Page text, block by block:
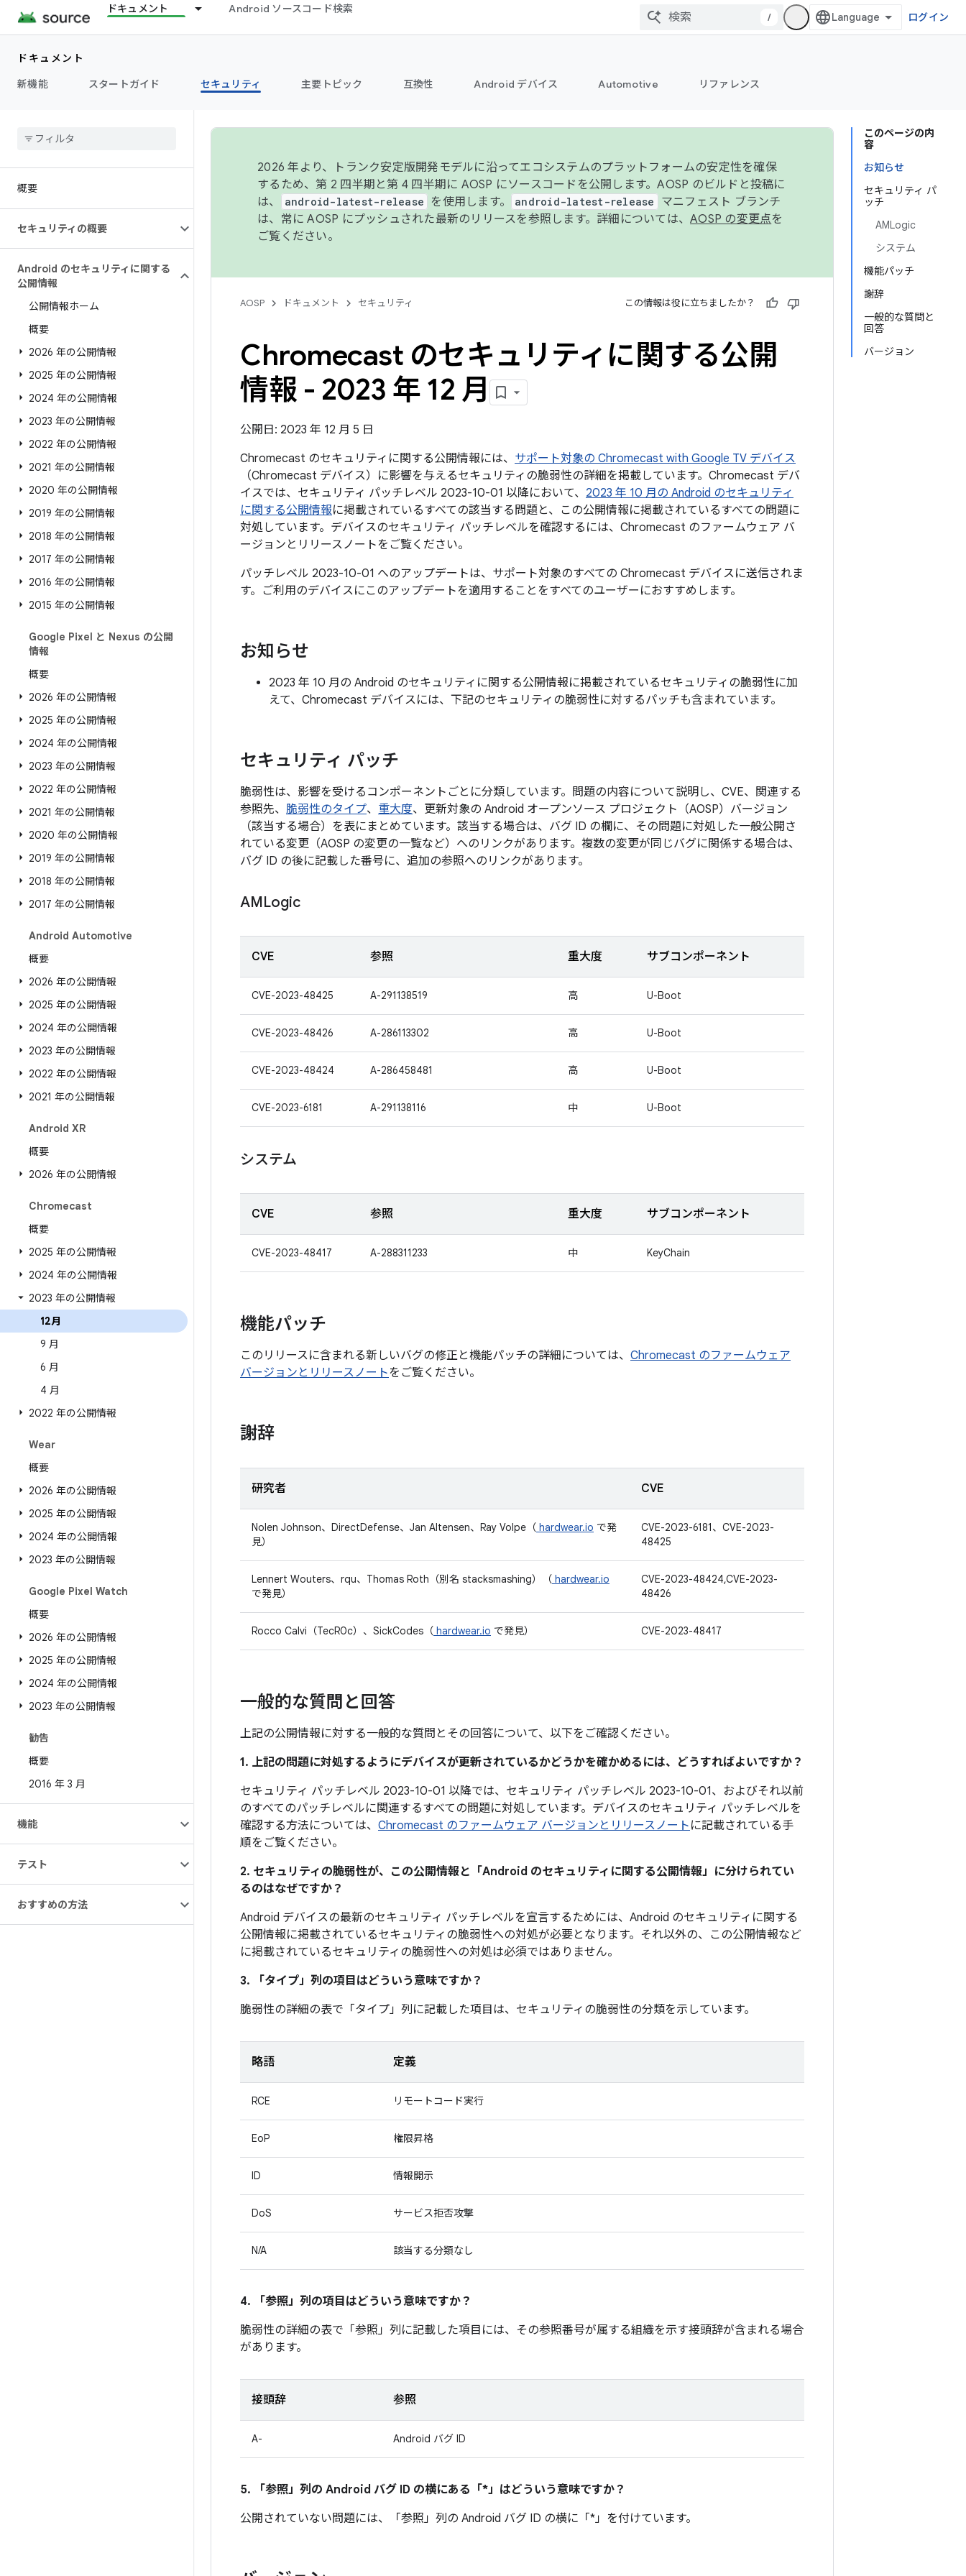
ドキュメント Android ソースコード検索
/ ログイン
ドキュメント
新機能
スタートガイド セキュリティ 主要トピック 互換性 Android デバイス Automotive リファレンス
概要
セキュリティの概要
Android のセキュリティに関する
公開情報
公開情報ホーム
概要
2026 年の公開情報
2025 年の公開情報
2024 年の公開情報
2023 年の公開情報
2022 年の公開情報
2021 年の公開情報
2020 年の公開情報
2019 年の公開情報
2018 年の公開情報
2017 年の公開情報
2016 年の公開情報
2015 年の公開情報
Google Pixel と Nexus の公開
情報
概要
2026 年の公開情報
2025 年の公開情報
2024 年の公開情報
2023 年の公開情報
2022 年の公開情報
2021 年の公開情報
2020 年の公開情報
2019 年の公開情報
2018 年の公開情報
2017 年の公開情報
Android Automotive
概要
2026 年の公開情報
2025 年の公開情報
2024 年の公開情報
2023 年の公開情報
2022 年の公開情報
2021 年の公開情報
Android XR
概要
2026 年の公開情報
Chromecast
概要
2025 年の公開情報
2024 年の公開情報
2023 年の公開情報
12月
9 月
6 月
4 月
2022 年の公開情報
Wear
概要
2026 年の公開情報
2025 年の公開情報
2024 年の公開情報
2023 年の公開情報
Google Pixel Watch
概要
2026 年の公開情報
2025 年の公開情報
2024 年の公開情報
2023 年の公開情報
勧告
概要
2016 年 3 月
機能
テスト
おすすめの方法
このページの内
容
お知らせ
セキュリティ パ
ッチ
AMLogic
システム
機能パッチ
謝辞
一般的な質問と
回答
バージョン
2026 年より、トランク安定版開発モデルに沿ってエコシステムのプラットフォームの安定性を確保
するため、第 2 四半期と第 4 四半期に AOSP にソースコードを公開します。AOSP のビルドと投稿に
は、
android-latest-release を使用します。 android-latest-release
マニフェスト ブランチ
は、常に AOSP にプッシュされた最新のリリースを参照します。詳細については、 AOSP の変更点を
ご覧ください。
AOSP ドキュメント セキュリティ この情報は役に立ちましたか？
Chromecast のセキュリティに関する公開
情報 - 2023 年 12 月
公開日: 2023 年 12 月 5 日
Chromecast のセキュリティに関する公開情報には、 サポート対象の Chromecast with Google TV デバイス
（Chromecast デバイス）に影響を与えるセキュリティの脆弱性の詳細を掲載しています。Chromecast デバ
イスでは、セキュリティ パッチレベル 2023-10-01 以降において、 2023 年 10 月の Android のセキュリティ
に関する公開情報に掲載されているすべての該当する問題と、この公開情報に掲載されているすべての問題に
対処しています。デバイスのセキュリティ パッチレベルを確認するには、Chromecast のファームウェア バ
ージョンとリリースノートをご覧ください。
パッチレベル 2023-10-01 へのアップデートは、サポート対象のすべての Chromecast デバイスに送信されま
す。ご利用のデバイスにこのアップデートを適用することをすべてのユーザーにおすすめします。
お知らせ
2023 年 10 月の Android のセキュリティに関する公開情報に掲載されているセキュリティの脆弱性に加
えて、Chromecast デバイスには、下記のセキュリティの脆弱性に対するパッチも含まれています。
セキュリティ パッチ
脆弱性は、影響を受けるコンポーネントごとに分類しています。問題の内容について説明し、CVE、関連する
参照先、 脆弱性のタイプ、 重大度、更新対象の Android オープンソース プロジェクト（AOSP）バージョン
（該当する場合）を表にまとめています。該当する場合は、バグ ID の欄に、その問題に対処した一般公開さ
れている変更（AOSP の変更の一覧など）へのリンクがあります。複数の変更が同じバグに関係する場合は、
バグ ID の後に記載した番号に、追加の参照へのリンクがあります。
AMLogic
CVE 参照 重大度 サブコンポーネント
CVE-2023-48425 A-291138519 高 U-Boot
CVE-2023-48426 A-286113302 高 U-Boot
CVE-2023-48424 A-286458481 高 U-Boot
CVE-2023-6181 A-291138116 中 U-Boot
システム
CVE 参照 重大度 サブコンポーネント
CVE-2023-48417 A-288311233 中 KeyChain
機能パッチ
このリリースに含まれる新しいバグの修正と機能パッチの詳細については、 Chromecast のファームウェア
バージョンとリリースノートをご覧ください。
謝辞
研究者 CVE
Nolen Johnson、DirectDefense、Jan Altensen、Ray Volpe（ hardwear.io で発
見）
CVE-2023-6181、CVE-2023-
48425
Lennert Wouters、rqu、Thomas Roth（別名 stacksmashing）（ hardwear.io
で発見）
CVE-2023-48424,CVE-2023-
48426
Rocco Calvi（TecR0c）、SickCodes（ hardwear.io で発見） CVE-2023-48417
一般的な質問と回答
上記の公開情報に対する一般的な質問とその回答について、以下をご確認ください。
1. 上記の問題に対処するようにデバイスが更新されているかどうかを確かめるには、どうすればよいですか？
セキュリティ パッチレベル 2023-10-01 以降では、セキュリティ パッチレベル 2023-10-01、およびそれ以前
のすべてのパッチレベルに関連するすべての問題に対処しています。デバイスのセキュリティ パッチレベルを
確認する方法については、 Chromecast のファームウェア バージョンとリリースノート に記載されている手
順をご覧ください。
2. セキュリティの脆弱性が、この公開情報と「Android のセキュリティに関する公開情報」に分けられてい
るのはなぜですか？
Android デバイスの最新のセキュリティ パッチレベルを宣言するためには、Android のセキュリティに関する
公開情報に掲載されているセキュリティの脆弱性への対処が必要となります。それ以外の、この公開情報など
に掲載されているセキュリティの脆弱性への対処は必須ではありません。
3. 「タイプ」 列の項目はどういう意味ですか？
脆弱性の詳細の表で「タイプ」 列に記載した項目は、セキュリティの脆弱性の分類を示しています。
略語 定義
RCE リモートコード実行
EoP 権限昇格
ID 情報開示
DoS サービス拒否攻撃
N/A 該当する分類なし
4. 「参照」 列の項目はどういう意味ですか？
脆弱性の詳細の表で「参照」 列に記載した項目には、その参照番号が属する組織を示す接頭辞が含まれる場合
があります。
接頭辞 参照
A- Android バグ ID
5. 「参照」 列の Android バグ ID の横にある「*」はどういう意味ですか？
公開されていない問題には、「参照」 列の Android バグ ID の横に「*」を付けています。